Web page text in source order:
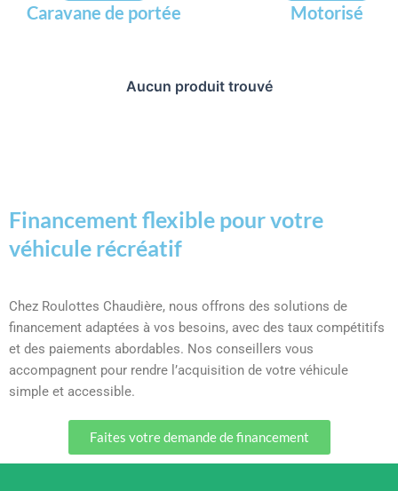
Caravane de portée Motorisé
Aucun produit trouvé
Financement flexible pour votre
véhicule récréatif
Chez Roulottes Chaudière, nous offrons des solutions de
financement adaptées à vos besoins, avec des taux compétitifs
et des paiements abordables. Nos conseillers vous
accompagnent pour rendre l’acquisition de votre véhicule
simple et accessible.
Faites votre demande de financement